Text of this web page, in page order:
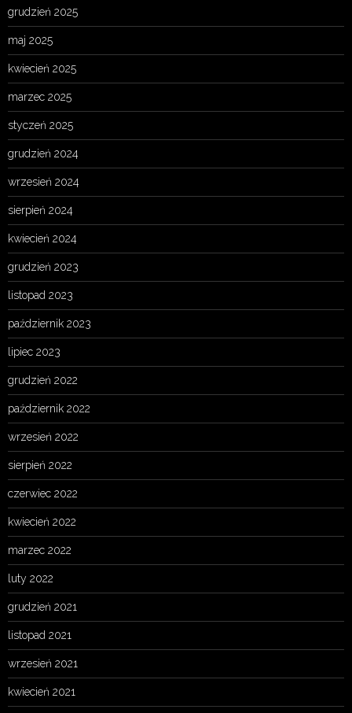
grudzień 2025
maj 2025
kwiecień 2025
marzec 2025
styczeń 2025
grudzień 2024
wrzesień 2024
sierpień 2024
kwiecień 2024
grudzień 2023
listopad 2023
październik 2023
lipiec 2023
grudzień 2022
październik 2022
wrzesień 2022
sierpień 2022
czerwiec 2022
kwiecień 2022
marzec 2022
luty 2022
grudzień 2021
listopad 2021
wrzesień 2021
kwiecień 2021